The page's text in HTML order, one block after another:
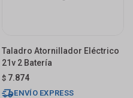
Taladro Atornillador Eléctrico
21v 2 Batería
$ 7.874
ENVÍO EXPRESS